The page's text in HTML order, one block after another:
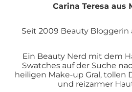
Carina Teresa aus
Seit 2009 Beauty Bloggerin
Ein Beauty Nerd mit dem
Swatches auf der Suche
heiligen Make-up Gral, tollen
und reizarmer